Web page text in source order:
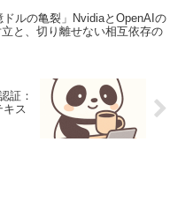
ドルの亀裂」NvidiaとOpenAIの
と、切り離せない相互依存の
証：
ス